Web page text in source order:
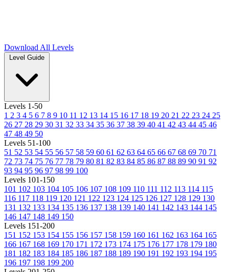
Download All Levels
Level Guide
Levels 1-50
1 2 3 4 5 6 7 8 9 10 11 12 13 14 15 16 17 18 19 20 21 22 23 24 25
26 27 28 29 30 31 32 33 34 35 36 37 38 39 40 41 42 43 44 45 46
47 48 49 50
Levels 51-100
51 52 53 54 55 56 57 58 59 60 61 62 63 64 65 66 67 68 69 70 71
72 73 74 75 76 77 78 79 80 81 82 83 84 85 86 87 88 89 90 91 92
93 94 95 96 97 98 99 100
Levels 101-150
101 102 103 104 105 106 107 108 109 110 111 112 113 114 115
116 117 118 119 120 121 122 123 124 125 126 127 128 129 130
131 132 133 134 135 136 137 138 139 140 141 142 143 144 145
146 147 148 149 150
Levels 151-200
151 152 153 154 155 156 157 158 159 160 161 162 163 164 165
166 167 168 169 170 171 172 173 174 175 176 177 178 179 180
181 182 183 184 185 186 187 188 189 190 191 192 193 194 195
196 197 198 199 200